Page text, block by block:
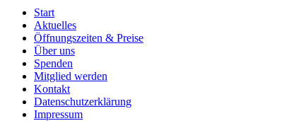
Start
Aktuelles
Öffnungszeiten & Preise
Über uns
Spenden
Mitglied werden
Kontakt
Datenschutzerklärung
Impressum